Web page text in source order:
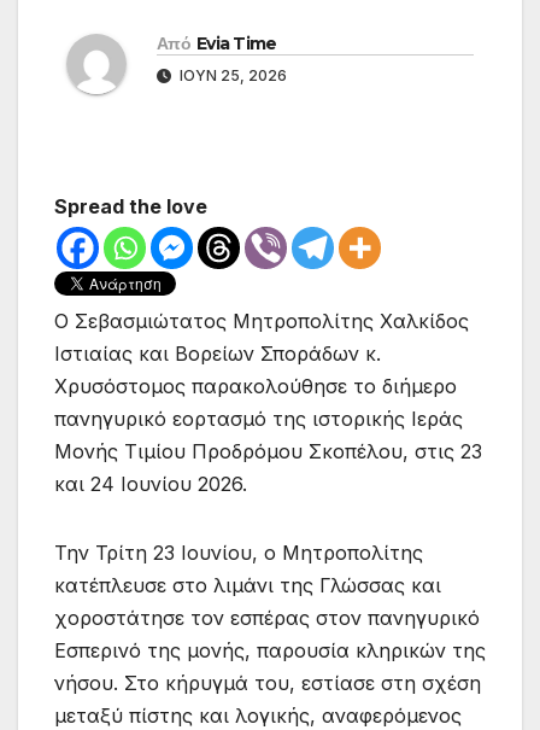
Από Evia Time
ΙΟΎΝ 25, 2026
Spread the love
Ο Σεβασμιώτατος Μητροπολίτης Χαλκίδος
Ιστιαίας και Βορείων Σποράδων κ.
Χρυσόστομος παρακολούθησε το διήμερο
πανηγυρικό εορτασμό της ιστορικής Ιεράς
Μονής Τιμίου Προδρόμου Σκοπέλου, στις 23
και 24 Ιουνίου 2026.
Την Τρίτη 23 Ιουνίου, ο Μητροπολίτης
κατέπλευσε στο λιμάνι της Γλώσσας και
χοροστάτησε τον εσπέρας στον πανηγυρικό
Εσπερινό της μονής, παρουσία κληρικών της
νήσου. Στο κήρυγμά του, εστίασε στη σχέση
μεταξύ πίστης και λογικής, αναφερόμενος